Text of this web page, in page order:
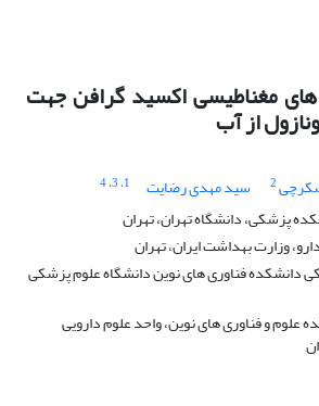
مغناطیسی اکسید گرافن جهت
از آب
2 سید مهدی رضایت 1، 3 ، 4
پزشکی، دانشگاه تهران، تهران
وزارت بهداشت ایران، تهران
دانشکده فناوری های نوین دانشگاه علوم پزشکی
علوم و فناوری های نوین، واحد علوم دارویی